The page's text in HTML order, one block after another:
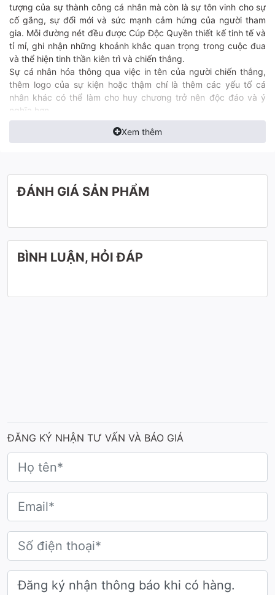
tượng của sự thành công cá nhân mà còn là sự tôn vinh cho sự
cố gắng, sự đổi mới và sức mạnh cảm hứng của người tham
gia. Mỗi đường nét đều được Cúp Độc Quyền thiết kế tinh tế và
tỉ mỉ, ghi nhận những khoảnh khắc quan trọng trong cuộc đua
và thể hiện tinh thần kiên trì và chiến thắng.
Sự cá nhân hóa thông qua việc in tên của người chiến thắng,
thêm logo của sự kiện hoặc thậm chí là thêm các yếu tố cá
nhân khác có thể làm cho huy chương trở nên độc đáo và ý
nghĩa hơn.
Cupdocquyen.com cam kết mỗi chiếc huy chương là một tác
phẩm nghệ thuật thể hiện tinh thần thể thao và cam kết cá
Hotline: 0942283336 (Gọi/Zalo/Telegram/Whatsapp)
Xem thêm
ĐÁNH GIÁ SẢN PHẨM
BÌNH LUẬN, HỎI ĐÁP
ĐĂNG KÝ NHẬN TƯ VẤN VÀ BÁO GIÁ